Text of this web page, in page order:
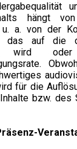
hängt von
u. a. von der
das auf die
wird
für die
bzw. des